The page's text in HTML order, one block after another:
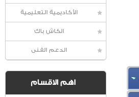
الأكاديمية التعليمية
الكاش باك
الدعم الفنى
اهم الاقسام